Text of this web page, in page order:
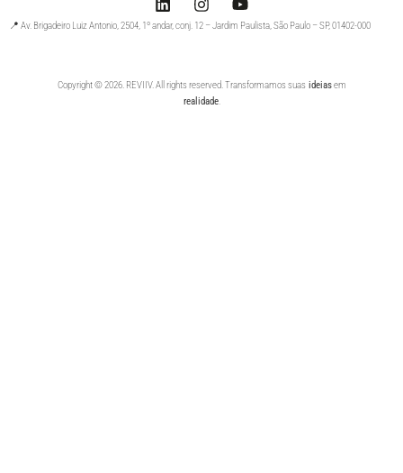
📍 Av. Brigadeiro Luiz Antonio, 2504, 1º andar, conj. 12 – Jardim Paulista, São Paulo – SP, 01402-000
Copyright © 2026. REVIIV. All rights reserved. Transformamos suasideiasem
realidade.